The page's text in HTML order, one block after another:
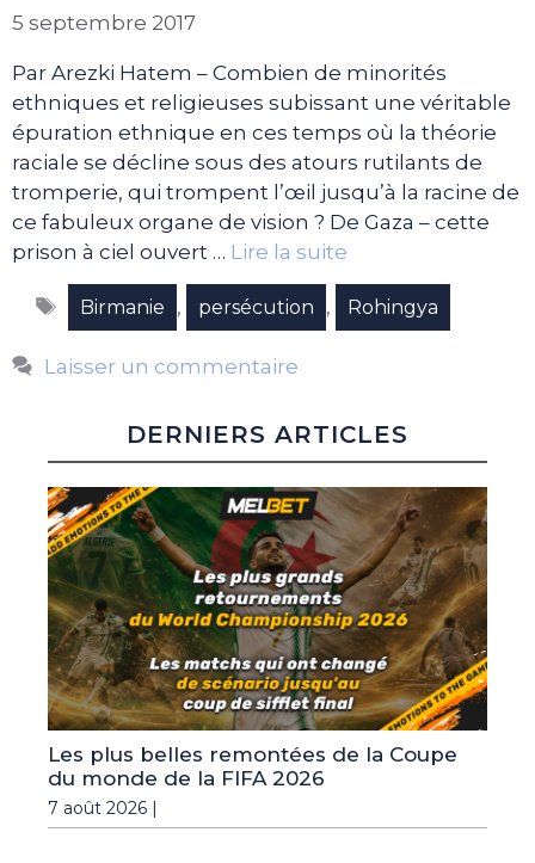
5 septembre 2017
Par Arezki Hatem – Combien de minorités
ethniques et religieuses subissant une véritable
épuration ethnique en ces temps où la théorie
raciale se décline sous des atours rutilants de
tromperie, qui trompent l’œil jusqu’à la racine de
ce fabuleux organe de vision ? De Gaza – cette
prison à ciel ouvert … Lire la suite
Étiquettes
Birmanie , persécution , Rohingya
Laisser un commentaire
DERNIERS ARTICLES
Les plus belles remontées de la Coupe
du monde de la FIFA 2026
7 août 2026 |